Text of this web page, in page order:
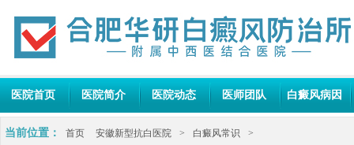
医院首页 医院简介 医院动态 医师团队 白癜风病因
当前位置： 首页 安徽新型抗白医院 > 白癜风常识 >